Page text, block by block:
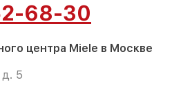
68-30
центра Miele в Москве
д. 5